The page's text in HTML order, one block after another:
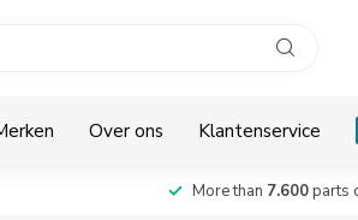
Over ons Klantenservice
More than 7.600parts